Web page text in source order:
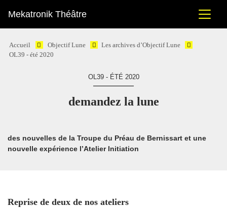
Mekatronik Théâtre
Accueil Objectif Lune
Les archives d’Objectif Lune
OL39 - été 2020
OL39 - ÉTÉ 2020
demandez la lune
des nouvelles de la Troupe du Préau de Bernissart et une
nouvelle expérience l’Atelier Initiation
Reprise de deux de nos ateliers